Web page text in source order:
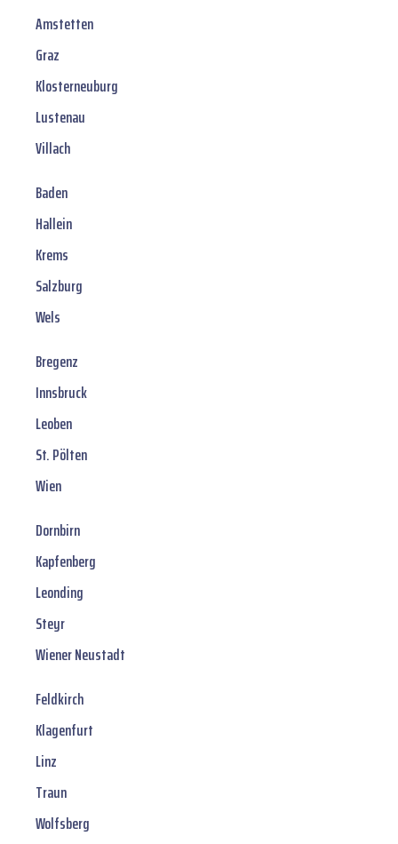
Amstetten
Graz
Klosterneuburg
Lustenau
Villach
Baden
Hallein
Krems
Salzburg
Wels
Bregenz
Innsbruck
Leoben
St. Pölten
Wien
Dornbirn
Kapfenberg
Leonding
Steyr
Wiener Neustadt
Feldkirch
Klagenfurt
Linz
Traun
Wolfsberg